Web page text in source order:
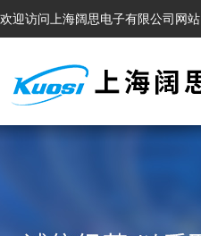
欢迎访问上海阔思电子有限公司网站